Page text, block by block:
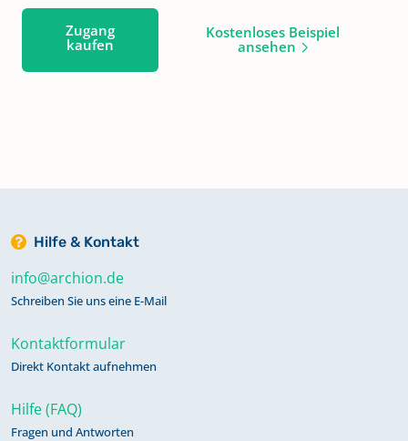
Zugang
kaufen
Kostenloses Beispiel
ansehen
Hilfe & Kontakt
info@archion.de
Schreiben Sie uns eine E-Mail
Kontaktformular
Direkt Kontakt aufnehmen
Hilfe (FAQ)
Fragen und Antworten